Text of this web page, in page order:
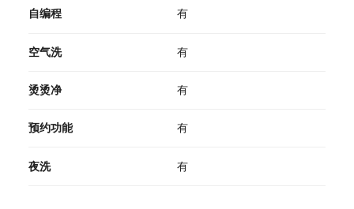
自编程 有
空气洗 有
烫烫净 有
预约功能 有
夜洗 有